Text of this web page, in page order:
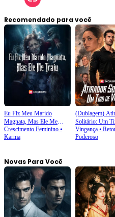
Recomendado para você
Eu Fiz Meu Marido
Magnata, Mas Ele Me
Traiu
Crescimento Feminino ⦁
Karma
(Dublagem)
Solitário: Um
Vingança
Vingança⦁
Poderoso
Novas Para Você